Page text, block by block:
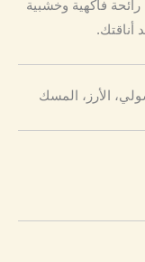
فاكهية وخشبية
أناقتك.
الأرز، المسك